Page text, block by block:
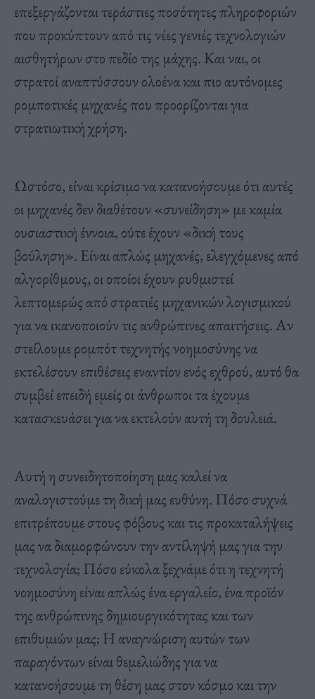
επεξεργάζονται τεράστιες ποσότητες πληροφοριών
που προκύπτουν από τις νέες γενιές τεχνολογιών
αισθητήρων στο πεδίο της μάχης. Και ναι, οι
στρατοί αναπτύσσουν ολοένα και πιο αυτόνομες
ρομποτικές μηχανές που προορίζονται για
στρατιωτική χρήση.
Ωστόσο, είναι κρίσιμο να κατανοήσουμε ότι αυτές
οι μηχανές δεν διαθέτουν «συνείδηση» με καμία
ουσιαστική έννοια, ούτε έχουν «δική τους
βούληση». Είναι απλώς μηχανές, ελεγχόμενες από
αλγορίθμους, οι οποίοι έχουν ρυθμιστεί
λεπτομερώς από στρατιές μηχανικών λογισμικού
για να ικανοποιούν τις ανθρώπινες απαιτήσεις. Αν
στείλουμε ρομπότ τεχνητής νοημοσύνης να
εκτελέσουν επιθέσεις εναντίον ενός εχθρού, αυτό θα
συμβεί επειδή εμείς οι άνθρωποι τα έχουμε
κατασκευάσει για να εκτελούν αυτή τη δουλειά.
Αυτή η συνειδητοποίηση μας καλεί να
αναλογιστούμε τη δική μας ευθύνη. Πόσο συχνά
επιτρέπουμε στους φόβους και τις προκαταλήψεις
μας να διαμορφώνουν την αντίληψή μας για την
τεχνολογία; Πόσο εύκολα ξεχνάμε ότι η τεχνητή
νοημοσύνη είναι απλώς ένα εργαλείο, ένα προϊόν
της ανθρώπινης δημιουργικότητας και των
επιθυμιών μας; Η αναγνώριση αυτών των
παραγόντων είναι θεμελιώδης για να
κατανοήσουμε τη θέση μας στον κόσμο και την